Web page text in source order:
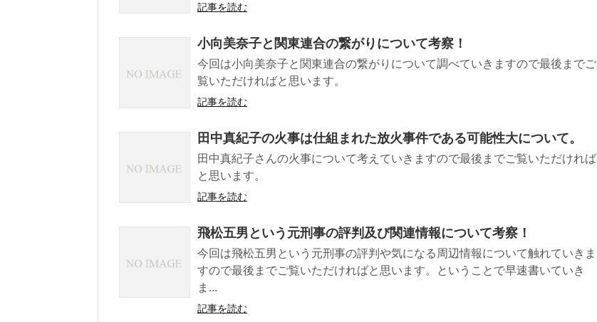
記事を読む
小向美奈子と関東連合の繋がりについて考察！
今回は小向美奈子と関東連合の繋がりについて調べていきますので最後までご
覧いただければと思います。
記事を読む
田中真紀子の火事は仕組まれた放火事件である可能性大について。
田中真紀子さんの火事について考えていきますので最後までご覧いただければ
と思います。
記事を読む
飛松五男という元刑事の評判及び関連情報について考察！
今回は飛松五男という元刑事の評判や気になる周辺情報について触れていきま
すので最後までご覧いただければと思います。ということで早速書いていき
ま...
記事を読む